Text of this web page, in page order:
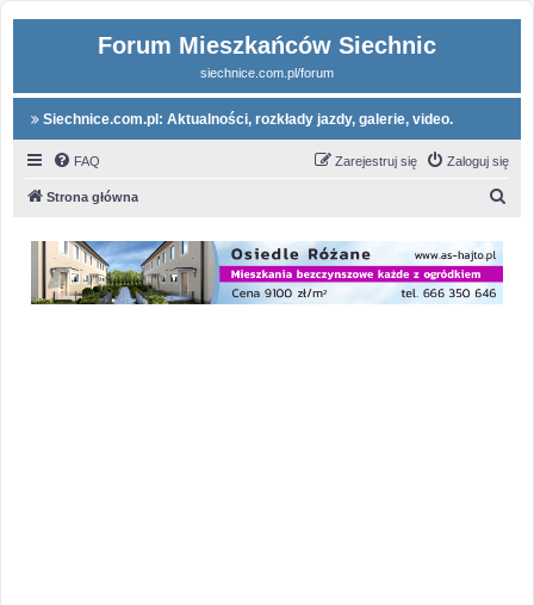
Forum Mieszkańców Siechnic
siechnice.com.pl/forum
Siechnice.com.pl: Aktualności, rozkłady jazdy, galerie, video.
FAQ Zaloguj się
Zarejestruj się
Strona główna